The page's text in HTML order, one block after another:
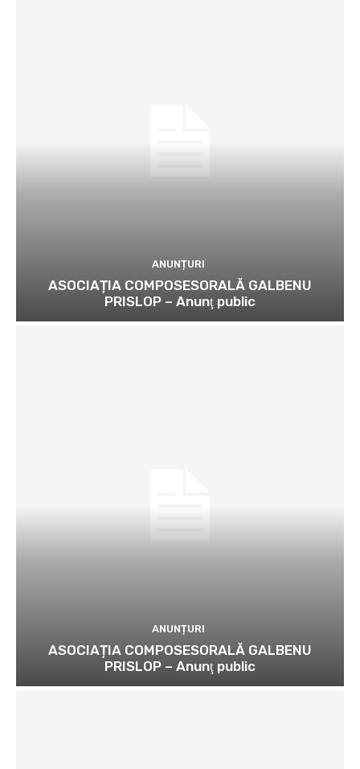
ANUNȚURI
ASOCIAȚIA COMPOSESORALĂ GALBENU
PRISLOP – Anunţ public
ANUNȚURI
ASOCIAȚIA COMPOSESORALĂ GALBENU
PRISLOP – Anunţ public